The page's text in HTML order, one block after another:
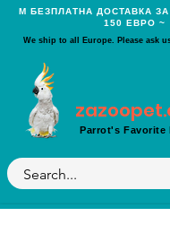
Μ БЕЗПЛАТНА ДОСТАВКА
150 ЕВРО ~
We ship to all Europe. Please ask
Parrot's Favorite